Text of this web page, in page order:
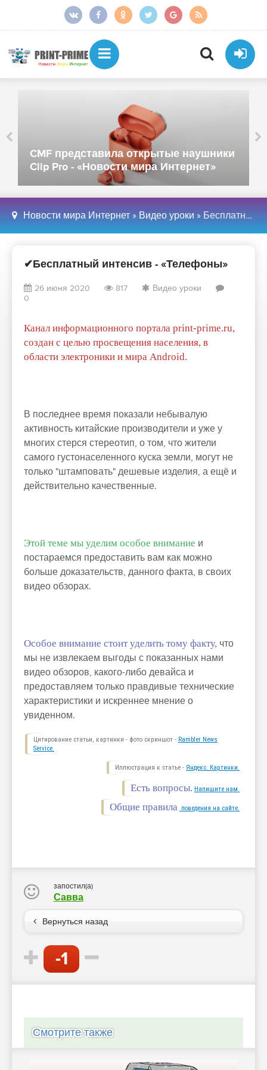
CMF представила открытые наушники
Clip Pro - «Новости мира Интернет»
Новости мира Интернет » Видео уроки » Бесплатный интенсив - «Телефоны»
✔Бесплатный интенсив - «Телефоны»
26 июня 2020 817
Видео уроки
0
Канал информационного портала print-prime.ru,
создан с целью просвещения населения, в
области электроники и мира Android.
В последнее время показали небывалую
активность китайские производители и уже у
многих стерся стереотип, о том, что жители
самого густонаселенного куска земли, могут не
только "штамповать" дешевые изделия, а ещё и
действительно качественные.
Этой теме мы уделим особое внимание и
постараемся предоставить вам как можно
больше доказательств, данного факта, в своих
видео обзорах.
Особое внимание стоит уделить тому факту, что
мы не извлекаем выгоды с показанных нами
видео обзоров, какого-либо девайса и
предоставляем только правдивые технические
характеристики и искреннее мнение о
увиденном.
Цитирование статьи, картинки - фото скриншот - Rambler News
Service.
Иллюстрация к статье - Яндекс. Картинки.
Есть вопросы. Напишите нам.
Общие правила поведения на сайте.
запостил(а)
Савва
Вернуться назад
-1
Смотрите также